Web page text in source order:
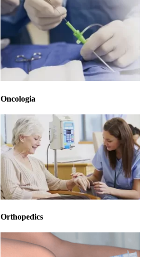
Oncologia
Orthopedics